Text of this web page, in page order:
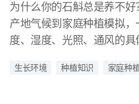
为什么你的石斛总是养不
产地气候到家庭种植模拟
度、湿度、光照、通风的具
生长环境 种植知识 家庭种